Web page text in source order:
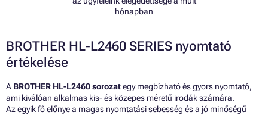
hónapban
BROTHER HL-L2460 SERIES nyomtató
értékelése
A BROTHER HL-L2460 sorozategy megbízható és gyors nyomtató,
ami kiválóan alkalmas kis- és közepes méretű irodák számára.
Az egyik fő előnye a magas nyomtatási sebesség és a jó minőségű